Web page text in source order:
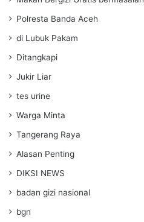
Polresta Banda Aceh
di Lubuk Pakam
Ditangkapi
Jukir Liar
tes urine
Warga Minta
Tangerang Raya
Alasan Penting
DIKSI NEWS
badan gizi nasional
bgn